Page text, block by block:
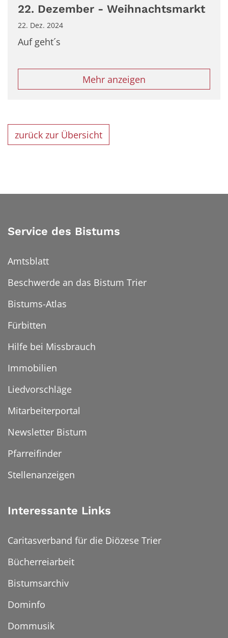
22. Dezember - Weihnachtsmarkt
22. Dez. 2024
Auf geht´s
Mehr anzeigen
zurück zur Übersicht
Service des Bistums
Amtsblatt
Beschwerde an das Bistum Trier
Bistums-Atlas
Fürbitten
Hilfe bei Missbrauch
Immobilien
Liedvorschläge
Mitarbeiterportal
Newsletter Bistum
Pfarreifinder
Stellenanzeigen
Interessante Links
Caritasverband für die Diözese Trier
Bücherreiarbeit
Bistumsarchiv
Dominfo
Dommusik